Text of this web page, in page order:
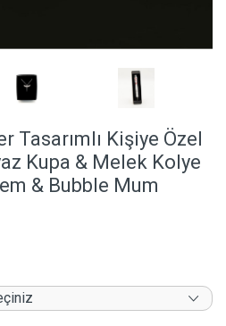
Tasarımlı Kişiye Özel
Kupa & Melek Kolye
& Bubble Mum